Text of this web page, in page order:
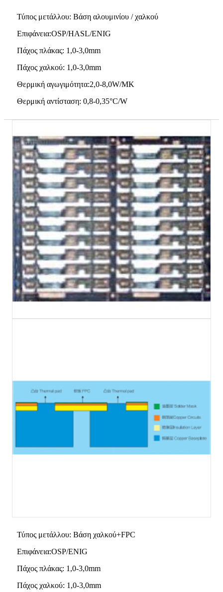
Τύπος μετάλλου: Βάση αλουμινίου / χαλκού
Επιφάνεια:OSP/HASL/ENIG
Πάχος πλάκας: 1,0-3,0mm
Πάχος χαλκού: 1,0-3,0mm
Θερμική αγωγιμότητα:2,0-8,0W/MK
Θερμική αντίσταση: 0,8-0,35°C/W
Τύπος μετάλλου: Βάση χαλκού+FPC
Επιφάνεια:OSP/ENIG
Πάχος πλάκας: 1,0-3,0mm
Πάχος χαλκού: 1,0-3,0mm